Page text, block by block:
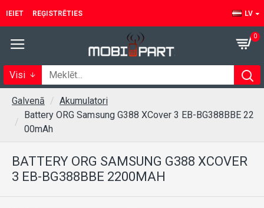
IEIET REĢISTRĒTIES LV
0
Visi
Galvenā
Akumulatori
Battery ORG Samsung G388 XCover 3 EB-BG388BBE 22
00mAh
BATTERY ORG SAMSUNG G388 XCOVER
3 EB-BG388BBE 2200MAH